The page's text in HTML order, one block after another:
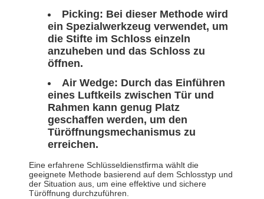
Picking: Bei dieser Methode wird
ein Spezialwerkzeug verwendet, um
die Stifte im Schloss einzeln
anzuheben und das Schloss zu
öffnen.
Air Wedge: Durch das Einführen
eines Luftkeils zwischen Tür und
Rahmen kann genug Platz
geschaffen werden, um den
Türöffnungsmechanismus zu
erreichen.
Eine erfahrene Schlüsseldienstfirma wählt die
geeignete Methode basierend auf dem Schlosstyp und
der Situation aus, um eine effektive und sichere
Türöffnung durchzuführen.